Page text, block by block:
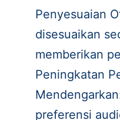
Penyesuaian
disesuaikan
memberikan
Peningkatan
preferensi